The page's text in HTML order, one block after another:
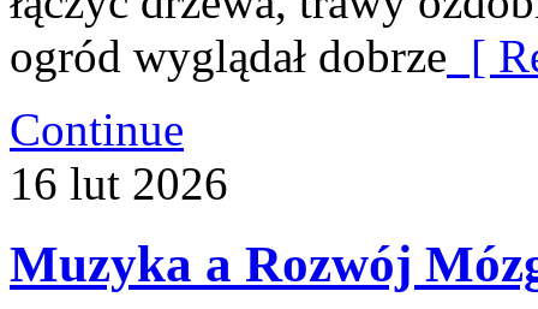
ogród wyglądał dobrze [
Continue
16 lut 2026
Muzyka a Rozwój